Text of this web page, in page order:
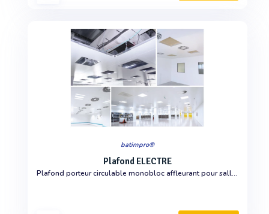
batimpro®
Plafond ELECTRE
Plafond porteur circulable monobloc affleurant pour salle propre